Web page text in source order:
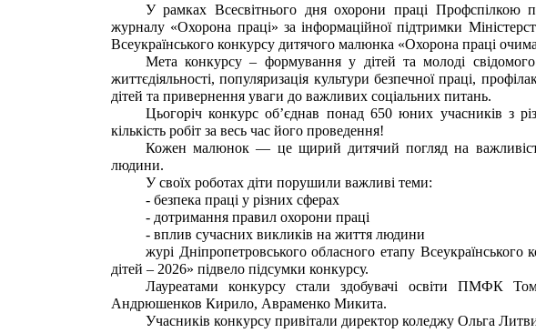
У рамках Всесвітнього дня охорони праці Профспілкою
журналу «Охорона праці» за інформаційної підтримки
Всеукраїнського конкурсу дитячого малюнка «Охорона праці
Мета конкурсу – формування у дітей та молоді
життєдіяльності, популяризація культури безпечної праці,
дітей та привернення уваги до важливих соціальних питань.
Цьогоріч конкурс об’єднав понад 650 юних учасників з
кількість робіт за весь час його проведення!
Кожен малюнок — це щирий дитячий погляд на
людини.
У своїх роботах діти порушили важливі теми:
- безпека праці у різних сферах
- дотримання правил охорони праці
- вплив сучасних викликів на життя людини
журі Дніпропетровського обласного етапу
дітей – 2026» підвело підсумки конкурсу.
Лауреатами конкурсу стали здобувачі освіти ПМФК
Андрюшенков Кирило, Авраменко Микита.
Учасників конкурсу привітали директор коледжу Ольга